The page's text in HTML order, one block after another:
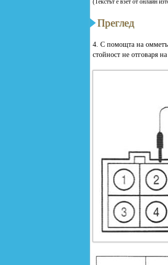
(Текстът е взет от онлайн
Преглед
4. С помощта на
стойност не отговаря